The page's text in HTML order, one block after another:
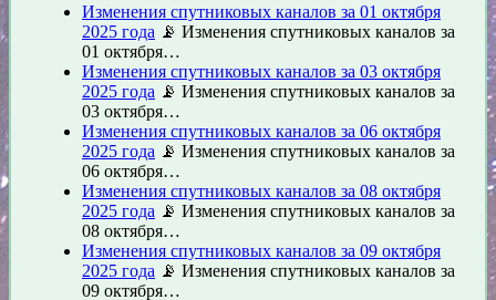
Изменения спутниковых каналов за 01 октября
2025 года 📡 Изменения спутниковых каналов за
01 октября…
Изменения спутниковых каналов за 03 октября
2025 года 📡 Изменения спутниковых каналов за
03 октября…
Изменения спутниковых каналов за 06 октября
2025 года 📡 Изменения спутниковых каналов за
06 октября…
Изменения спутниковых каналов за 08 октября
2025 года 📡 Изменения спутниковых каналов за
08 октября…
Изменения спутниковых каналов за 09 октября
2025 года 📡 Изменения спутниковых каналов за
09 октября…